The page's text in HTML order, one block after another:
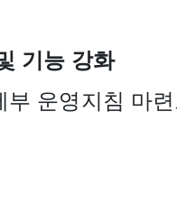
기능 강화
운영지침 마